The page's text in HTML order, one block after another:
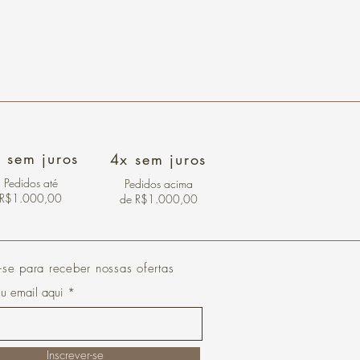
sem juros
Pedidos até
R$1.000,00
4x sem juros
Pedidos acima
de R$1.000,00
para receber nossas ofertas
email aqui
Inscrever-se